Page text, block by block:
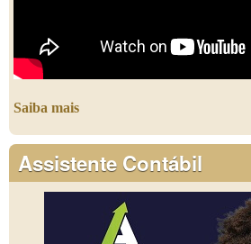
Saiba mais
Assistente Contábil